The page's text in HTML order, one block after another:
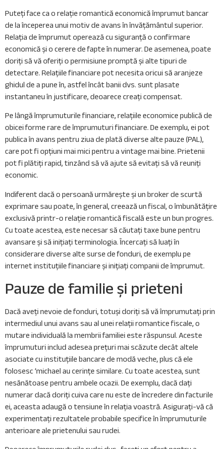
Puteți face ca o relație romantică economică împrumut bancar
de la începerea unui motiv de avans în învățământul superior.
Relația de împrumut operează cu siguranță o confirmare
economică și o cerere de fapte în numerar. De asemenea, poate
doriți să vă oferiți o permisiune promptă și alte tipuri de
detectare. Relațiile financiare pot necesita oricui să aranjeze
ghidul de a pune în, astfel încât banii dvs. sunt plasate
instantaneu în justificare, deoarece creați compensat.
Pe lângă împrumuturile financiare, relațiile economice publică de
obicei forme rare de împrumuturi financiare. De exemplu, ei pot
publica în avans pentru ziua de plată diverse alte pauze (PAL),
care pot fi opțiuni mai mici pentru a vintage mai bine. Prietenii
pot fi plătiți rapid, tinzând să vă ajute să evitați să vă reuniți
economic.
Indiferent dacă o persoană urmărește și un broker de scurtă
exprimare sau poate, în general, creează un fiscal, o îmbunătățire
exclusivă printr-o relație romantică fiscală este un bun progres.
Cu toate acestea, este necesar să căutați taxe bune pentru
avansare și să inițiați terminologia. Încercați să luați în
considerare diverse alte surse de fonduri, de exemplu pe
internet instituțiile financiare și inițiați companii de împrumut.
Pauze de familie și prieteni
Dacă aveți nevoie de fonduri, totuși doriți să vă împrumutați prin
intermediul unui avans sau al unei relații romantice fiscale, o
mutare individuală la membrii familiei este răspunsul. Aceste
împrumuturi includ adesea prețuri mai scăzute decât altele
asociate cu instituțiile bancare de modă veche, plus că ele
folosesc ‘michael au cerințe similare. Cu toate acestea, sunt
nesănătoase pentru ambele ocazii. De exemplu, dacă dați
numerar dacă doriți cuiva care nu este de încredere din facturile
ei, aceasta adaugă o tensiune în relația voastră. Asigurați-vă că
experimentați rezultatele probabile specifice în împrumuturile
anterioare ale prietenului sau rudei.